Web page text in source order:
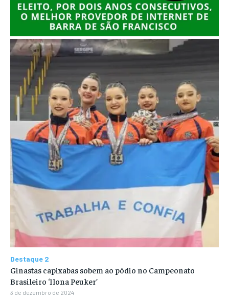
Destaque 2
Ginastas capixabas sobem ao pódio no Campeonato
Brasileiro ‘Ilona Peuker’
3 de dezembro de 2024